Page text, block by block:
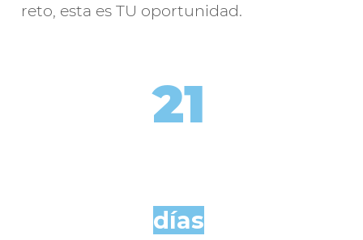
reto, esta es TU oportunidad.
21
días